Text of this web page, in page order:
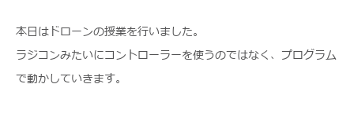
本日はドローンの授業を行いました。
ラジコンみたいにコントローラーを使うのではなく、プログラム
で動かしていきます。